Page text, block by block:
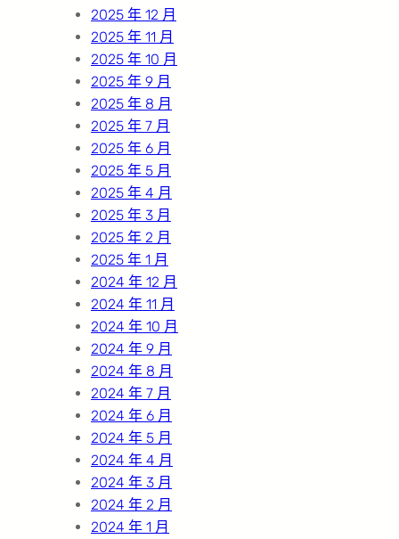
2025 年 12 月
2025 年 11 月
2025 年 10 月
2025 年 9 月
2025 年 8 月
2025 年 7 月
2025 年 6 月
2025 年 5 月
2025 年 4 月
2025 年 3 月
2025 年 2 月
2025 年 1 月
2024 年 12 月
2024 年 11 月
2024 年 10 月
2024 年 9 月
2024 年 8 月
2024 年 7 月
2024 年 6 月
2024 年 5 月
2024 年 4 月
2024 年 3 月
2024 年 2 月
2024 年 1 月